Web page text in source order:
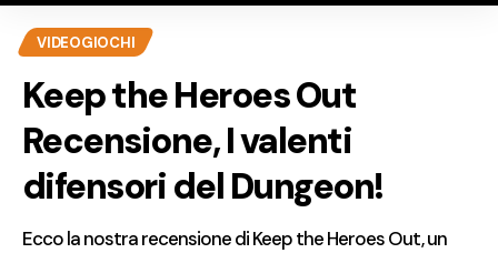
VIDEOGIOCHI
Keep the Heroes Out
Recensione, I valenti
difensori del Dungeon!
Ecco la nostra recensione di Keep the Heroes Out, un